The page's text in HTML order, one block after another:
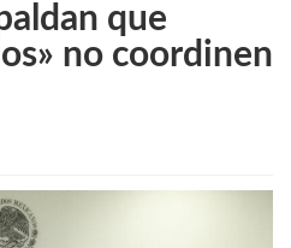
que
no coordinen